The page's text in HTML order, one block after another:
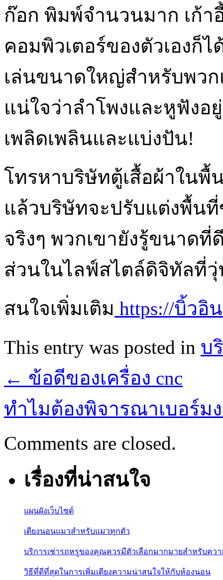
ก๊อก พิมพ์จำนวนมาก เก้า
คอมพิวเตอร์ของตัวเองก็
เล่นขนาดใหญ่สำหรับพว
แน่ใจว่าลำโพงและหูฟังอ
เพลิดเพลินและแบ่งปัน!
โทรหาบริษัทตู้เสื้อผ้าใน
แล้วบริษัทจะปรับแต่งพื้น
จริงๆ พวกเขายังรู้ขนาด
ส่วนในไลฟ์สไตล์ดิจิทัลที่
สนใจเพิ่มเติม https://บิ้วอิ
This entry was posted in บ
← ข้อดีของเครื่อง cnc
ทำไมต้องพิจารณาเบอร์
Comments are closed.
เรื่องที่น่าสนใจ
แผนผังเว็บไซต์
เตียงนอนแมวสำหรับแมวทุกตัว
บริการเช่ารถหรูของคุณควรมีตัวเลือกมากมายสำหรับคว
วิธีที่ดีที่สุดในการเพิ่มเตียงความน่าสนใจให้กับห้องนอน